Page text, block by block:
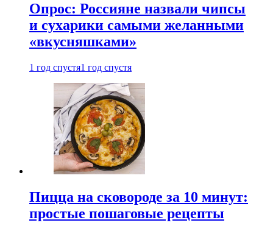
Опрос: Россияне назвали чипсы
и сухарики самыми желанными
«вкусняшками»
1 год спустя1 год спустя
Пицца на сковороде за 10 минут:
простые пошаговые рецепты